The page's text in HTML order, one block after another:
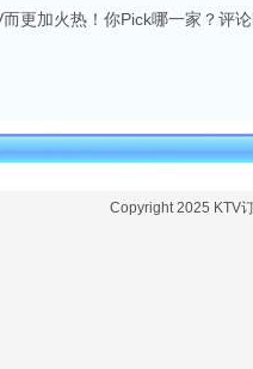
更加火热！你Pick哪一家？评
Copyright 2025 KTV